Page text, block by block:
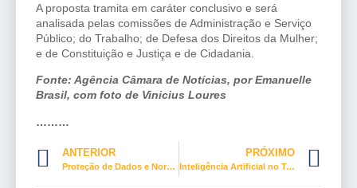
A proposta tramita em caráter conclusivo e será
analisada pelas comissões de Administração e Serviço
Público; do Trabalho; de Defesa dos Direitos da Mulher;
e de Constituição e Justiça e de Cidadania.
Fonte: Agência Câmara de Notícias, por Emanuelle
Brasil, com foto de Vinicius Loures
………
ANTERIOR
Proteção de Dados e Normas Coletivas estão sob os limites do TST
PRÓXIMO
Inteligência Artificial no Turismo e caminhos de integração